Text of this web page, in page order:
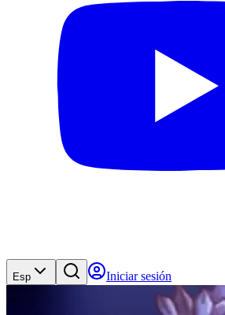
Esp Iniciar sesión